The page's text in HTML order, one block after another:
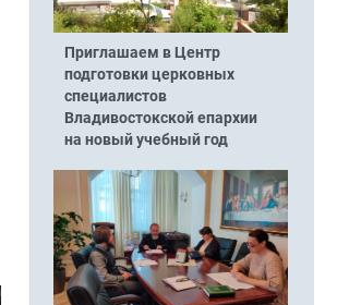
Приглашаем в Центр
подготовки церковных
специалистов
Владивостокской епархии
на новый учебный год